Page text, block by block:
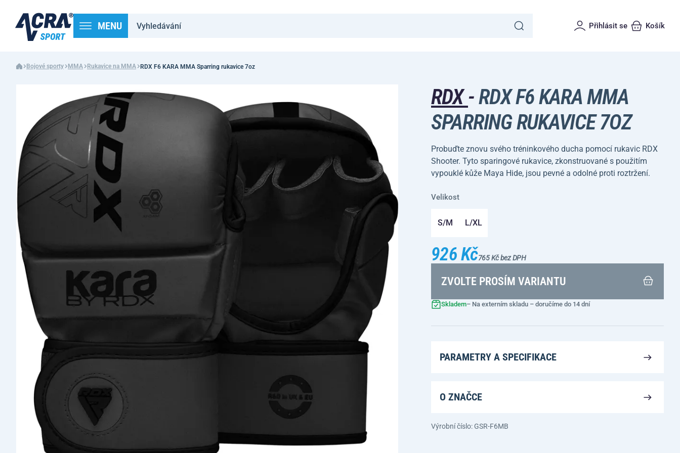
MENU Přihlásit se Košík
Bojové sporty MMA Rukavice na MMA RDX F6 KARA MMA Sparring rukavice 7oz
RDX-RDX F6 KARA MMA
SPARRING RUKAVICE 7OZ
Probuďte znovu svého tréninkového ducha pomocí rukavic RDX
Shooter. Tyto sparingové rukavice, zkonstruované s použitím
vypouklé kůže Maya Hide, jsou pevné a odolné proti roztržení.
Velikost
S/M L/XL
926 Kč765 Kč bez DPH
ZVOLTE PROSÍM VARIANTU
Skladem– Na externím skladu – doručíme do 14 dní
PARAMETRY A SPECIFIKACE
O ZNAČCE
Výrobní číslo: GSR-F6MB